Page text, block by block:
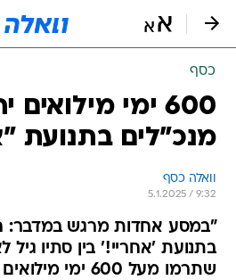
כסף
600 ימי
מנכ"לים בתנועת
וואלה כסף
5.1.2025 / 9:32
"במסע אחדות מרגש במדבר:
בתנועת 'אחריי!' בין סתיו גיל
שתרמו מעל 600 ימי מילואים יחד"